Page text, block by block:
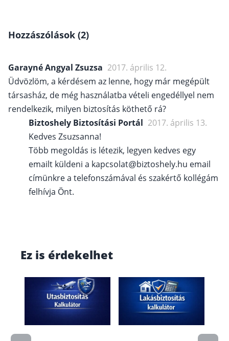
Hozzászólások (2)
Garayné Angyal Zsuzsa 2017. április 12.
Üdvözlöm, a kérdésem az lenne, hogy már megépült
társasház, de még használatba vételi engedéllyel nem
rendelkezik, milyen biztosítás köthető rá?
Biztoshely Biztosítási Portál 2017. április 13.
Kedves Zsuzsanna!
Több megoldás is létezik, legyen kedves egy
emailt küldeni a kapcsolat@biztoshely.hu email
címünkre a telefonszámával és szakértő kollégám
felhívja Önt.
Ez is érdekelhet
➡️